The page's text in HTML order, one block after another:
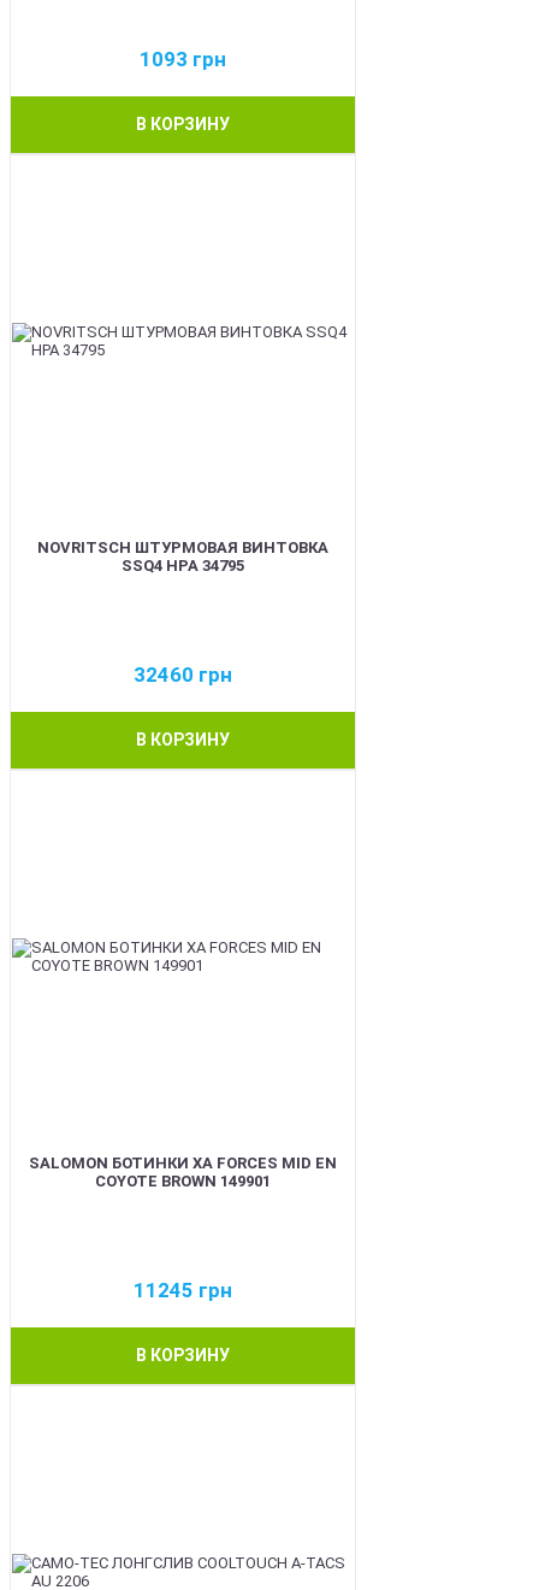
1093 грн
В КОРЗИНУ
NOVRITSCH ШТУРМОВАЯ ВИНТОВКА
SSQ4 HPA 34795
32460 грн
В КОРЗИНУ
SALOMON БОТИНКИ XA FORCES MID EN
COYOTE BROWN 149901
11245 грн
В КОРЗИНУ